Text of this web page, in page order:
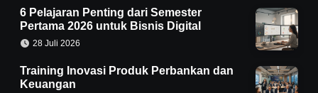
6 Pelajaran Penting dari Semester
Pertama 2026 untuk Bisnis Digital
28 Juli 2026
Training Inovasi Produk Perbankan dan
Keuangan